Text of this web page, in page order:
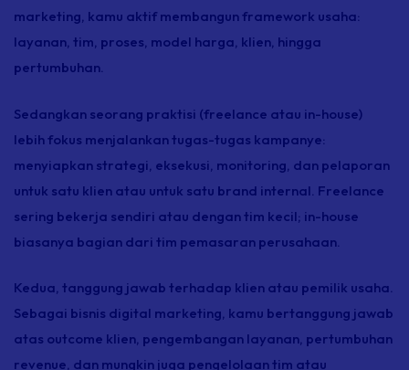
marketing, kamu aktif membangunframework usaha:
layanan, tim, proses, model harga, klien, hingga
pertumbuhan.
Sedangkan seorang praktisi (freelance atau in-house)
lebih fokus menjalankan tugas-tugas kampanye:
menyiapkan strategi, eksekusi, monitoring, dan pelaporan
untuk satu klien atau untuk satu brand internal. Freelance
sering bekerja sendiri atau dengan tim kecil; in-house
biasanya bagian dari tim pemasaran perusahaan.
Kedua, tanggung jawab terhadap klien atau pemilik usaha.
Sebagai bisnis digital marketing, kamu bertanggung jawab
atas outcome klien, pengembangan layanan, pertumbuhan
revenue, dan mungkin juga pengelolaan tim atau